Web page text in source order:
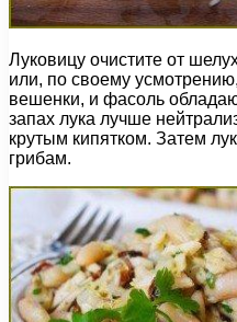
Луковицу очистите от
или, по своему
вешенки, и фасоль
запах лука лучше
крутым кипятком. Затем
грибам.